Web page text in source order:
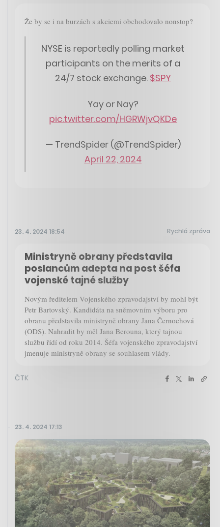
Že by se i na burzách s akciemi obchodovalo nonstop?
NYSE is reportedly polling market
participants on the merits of a
24/7 stock exchange. $SPY
Yay or Nay?
pic.twitter.com/HGRWjvQKDe
— TrendSpider (@TrendSpider)
April 22, 2024
23. 4. 2024 18:54 Rychlá zpráva
Ministryně obrany představila
poslancům adepta na post šéfa
vojenské tajné služby
Novým ředitelem Vojenského zpravodajství by mohl být
Petr Bartovský. Kandidáta na sněmovním výboru pro
obranu představila ministryně obrany Jana Černochová
(ODS). Nahradit by měl Jana Berouna, který tajnou
službu řídí od roku 2014. Šéfa vojenského zpravodajství
jmenuje ministryně obrany se souhlasem vlády.
ČTK
23. 4. 2024 17:13